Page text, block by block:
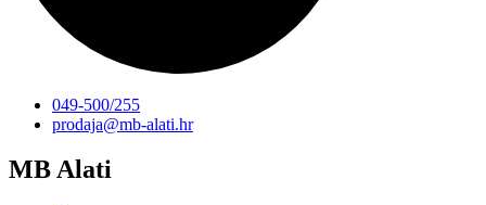
049-500/255
prodaja@mb-alati.hr
MB Alati